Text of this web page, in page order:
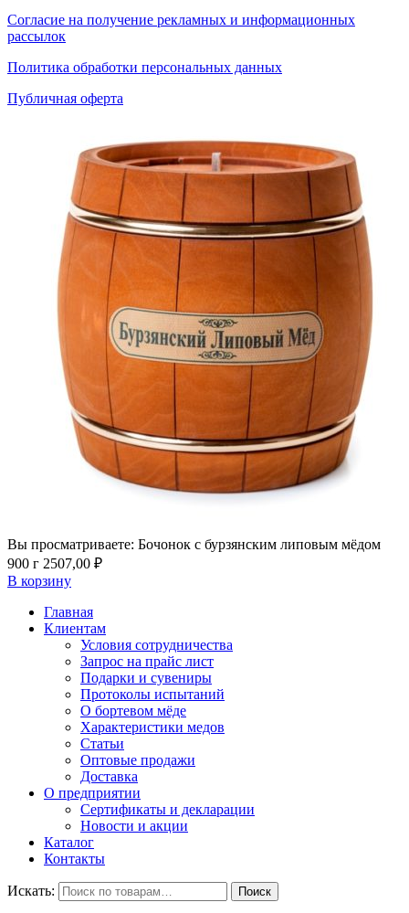
Согласие на получение рекламных и информационных
рассылок
Политика обработки персональных данных
Публичная оферта
Вы просматриваете: Бочонок с бурзянским липовым мёдом
900 г 2507,00 ₽
В корзину
Главная
Клиентам
Условия сотрудничества
Запрос на прайс лист
Подарки и сувениры
Протоколы испытаний
О бортевом мёде
Характеристики медов
Статьи
Оптовые продажи
Доставка
О предприятии
Сертификаты и декларации
Новости и акции
Каталог
Контакты
Искать: Поиск